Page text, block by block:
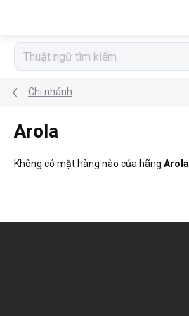
Chi nhánh
Arola
Không có mặt hàng nào của hãng Arola